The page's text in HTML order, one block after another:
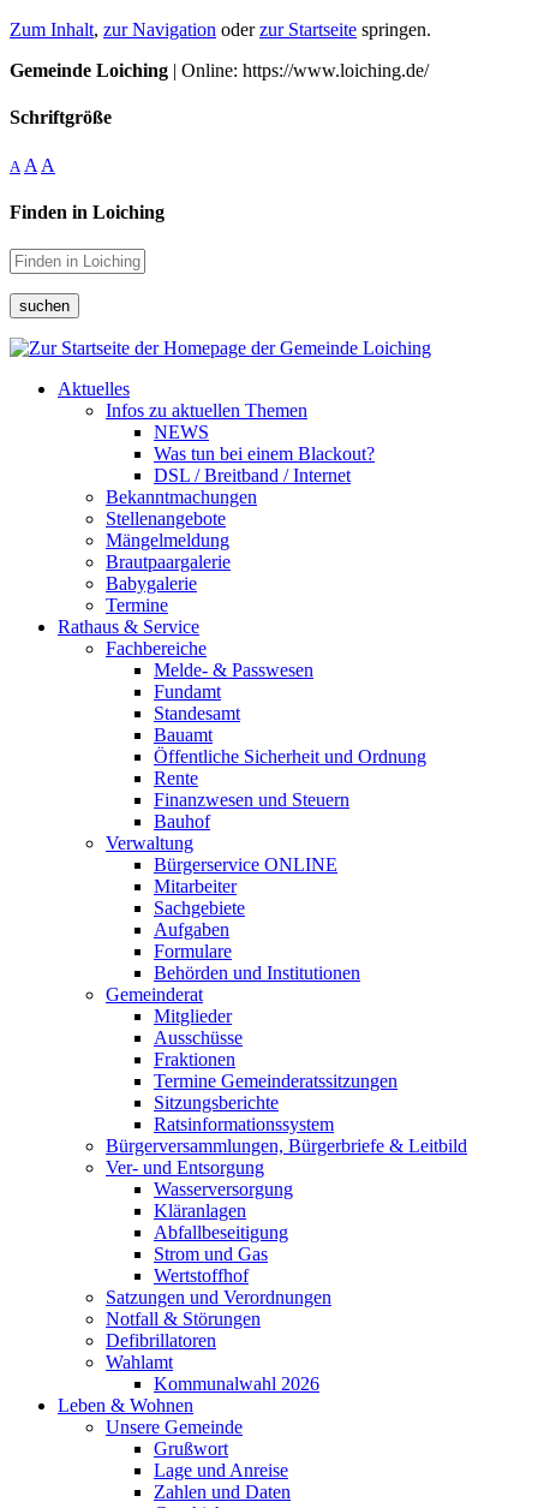
Zum Inhalt, zur Navigation oderzur Startseite springen.
Gemeinde Loiching | Online: https://www.loiching.de/
Schriftgröße
A A A
Finden in Loiching
suchen
Aktuelles
Infos zu aktuellen Themen
NEWS
Was tun bei einem Blackout?
DSL / Breitband / Internet
Bekanntmachungen
Stellenangebote
Mängelmeldung
Brautpaargalerie
Babygalerie
Termine
Rathaus & Service
Fachbereiche
Melde- & Passwesen
Fundamt
Standesamt
Bauamt
Öffentliche Sicherheit und Ordnung
Rente
Finanzwesen und Steuern
Bauhof
Verwaltung
Bürgerservice ONLINE
Mitarbeiter
Sachgebiete
Aufgaben
Formulare
Behörden und Institutionen
Gemeinderat
Mitglieder
Ausschüsse
Fraktionen
Termine Gemeinderatssitzungen
Sitzungsberichte
Ratsinformationssystem
Bürgerversammlungen, Bürgerbriefe & Leitbild
Ver- und Entsorgung
Wasserversorgung
Kläranlagen
Abfallbeseitigung
Strom und Gas
Wertstoffhof
Satzungen und Verordnungen
Notfall & Störungen
Defibrillatoren
Wahlamt
Kommunalwahl 2026
Leben & Wohnen
Unsere Gemeinde
Grußwort
Lage und Anreise
Zahlen und Daten